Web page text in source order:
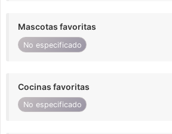
Mascotas favoritas
No especificado
Cocinas favoritas
No especificado